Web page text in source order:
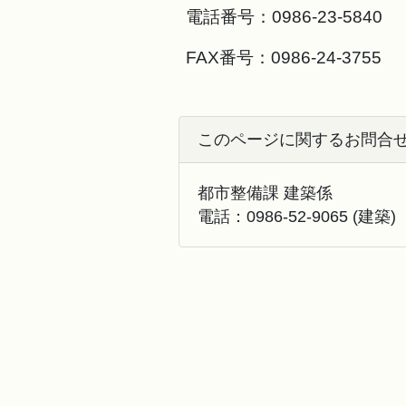
電話番号： 0986-23-5840
FAX番号： 0986-24-3755
このページに関するお問合
都市整備課 建築係
電話： 0986-52-9065 (建築)